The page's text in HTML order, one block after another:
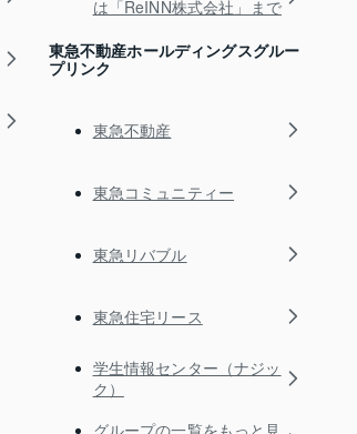
は「ReINN株式会社」まで
東急不動産ホールディングスグルー
プリンク
東急不動産
東急コミュニティー
東急リバブル
東急住宅リース
学生情報センター（ナジッ
ク）